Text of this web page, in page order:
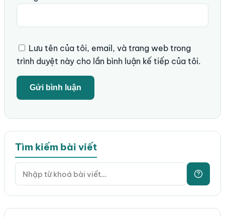
Lưu tên của tôi, email, và trang web trong
trình duyệt này cho lần bình luận kế tiếp của tôi.
Tìm kiếm bài viết